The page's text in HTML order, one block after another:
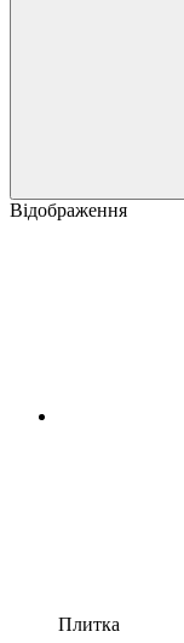
Відображення
Плитка